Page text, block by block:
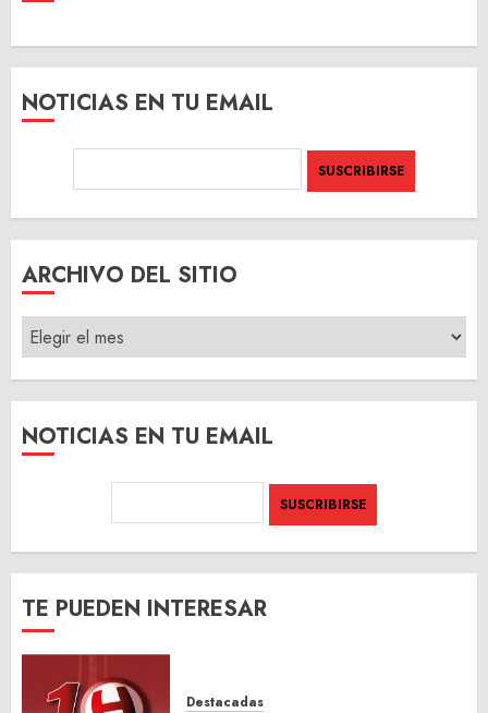
NOTICIAS EN TU EMAIL
ARCHIVO DEL SITIO
ARCHIVO
DEL
SITIO
NOTICIAS EN TU EMAIL
TE PUEDEN INTERESAR
Destacadas